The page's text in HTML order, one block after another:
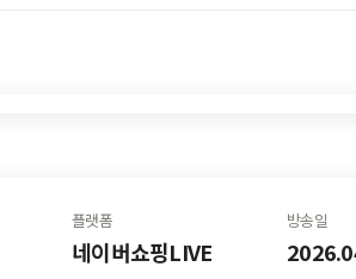
플랫폼
네이버쇼핑LIVE
방송일